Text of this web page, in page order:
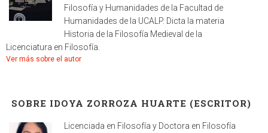
Filosofía y Humanidades de la Facultad de
Humanidades de la UCALP. Dicta la materia
Historia de la Filosofía Medieval de la
Licenciatura en Filosofía.
Ver más sobre el autor
SOBRE IDOYA ZORROZA HUARTE (ESCRITOR)
Licenciada en Filosofía y Doctora en Filosofía